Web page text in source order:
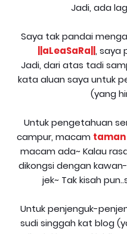
Jadi, ada
Saya tak pandai
||aLeaSaRa|| , saya
Jadi, dari atas tadi
kata aluan saya untuk
(yang
Untuk pengetahuan
campur, macam
macam ada~ Kalau
dikongsi dengan
jek~ Tak kisah
Untuk penjenguk-
sudi singgah kat blog